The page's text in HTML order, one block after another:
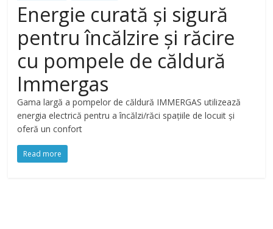
Energie curată și sigură
pentru încălzire și răcire
cu pompele de căldură
Immergas
Gama largă a pompelor de căldură IMMERGAS utilizează
energia electrică pentru a încălzi/răci spațiile de locuit și
oferă un confort
Read more